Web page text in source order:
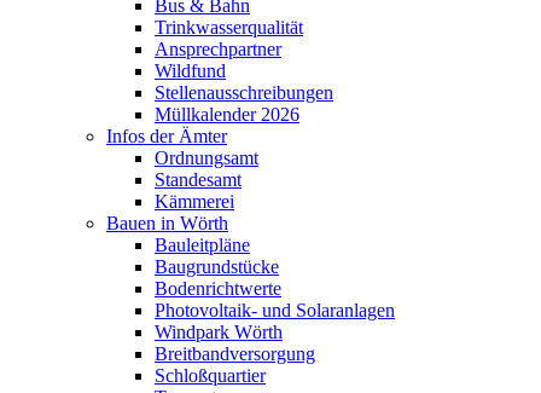
Bus & Bahn
Trinkwasserqualität
Ansprechpartner
Wildfund
Stellenausschreibungen
Müllkalender 2026
Infos der Ämter
Ordnungsamt
Standesamt
Kämmerei
Bauen in Wörth
Bauleitpläne
Baugrundstücke
Bodenrichtwerte
Photovoltaik- und Solaranlagen
Windpark Wörth
Breitbandversorgung
Schloßquartier